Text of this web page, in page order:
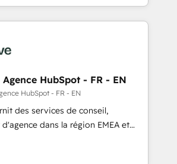
Success Media (Paid Media),
home for all three brands. 🔄
powered by Globalia’s
adoption. 📈 Revenue
via Point Success Media. -
of Breeze AI and custom agents
deep HIPAA-compliance
HubSpot - FR - EN
HubSpot - FR - EN
des services de conseil,
dans la région EMEA et
plus de 115 experts en
Growth, Revops, CRM et